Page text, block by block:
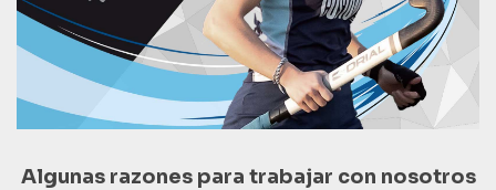
Algunas razones para trabajar con nosotros